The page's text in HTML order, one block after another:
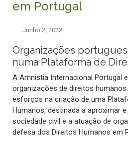
em Portugal
Junho 2, 2022
Organizações
numa Plataforma de
A Amnistia Internacional Portugal
organizações de direitos
esforços na criação de uma
Humanos, destinada a aproximar
sociedade civil e a atuação de
defesa dos Direitos Humanos em